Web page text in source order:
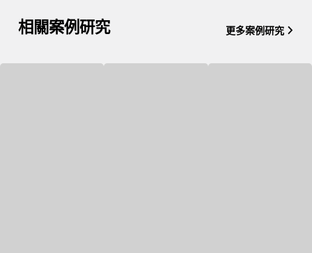
相關案例研究 更多案例研究